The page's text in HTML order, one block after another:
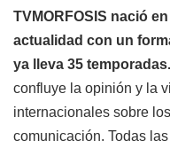
TVMORFOSIS nació
actualidad con un
ya lleva 35 temporadas.
confluye la opinión y la
internacionales sobre
comunicación. Todas